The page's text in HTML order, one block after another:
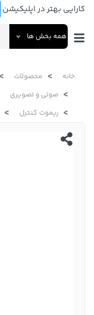
کارایی بهتر در اپلیکیشن
همه بخش ها
خانه محصولات
صوتی و تصویری
ریموت کنترل